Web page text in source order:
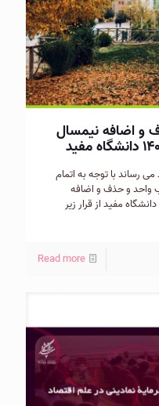
و اضافه نیمسال
رساند با توجه به اتمام
واحد و حذف و اضافه
نیمسال دوم سال تحصیلی ۱۴۰۲ - ۱۴۰۱ دانشگاه مفید از قرار زیر
Read more